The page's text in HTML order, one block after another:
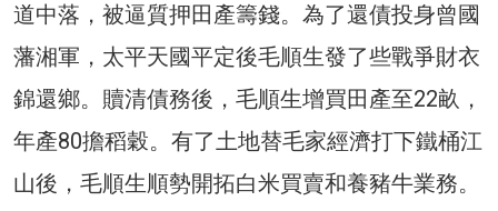
道中落，被逼質押田產籌錢。為了還債投身曾國
藩湘軍，太平天國平定後毛順生發了些戰爭財衣
錦還鄉。贖清債務後，毛順生增買田產至22畝，
年產80擔稻穀。有了土地替毛家經濟打下鐵桶江
山後，毛順生順勢開拓白米買賣和養豬牛業務。